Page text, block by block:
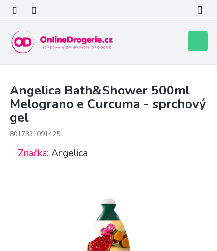
obsah
košík
Angelica Bath&Shower 500ml
Melograno e Curcuma - sprchový
gel
8017331091425
Značka: Angelica